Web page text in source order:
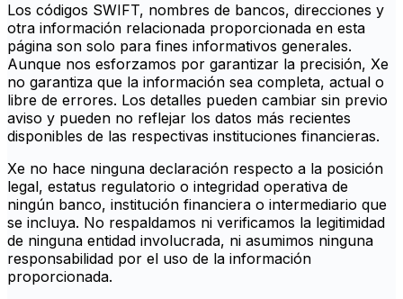
Los códigos SWIFT, nombres de bancos, direcciones y
otra información relacionada proporcionada en esta
página son solo para fines informativos generales.
Aunque nos esforzamos por garantizar la precisión, Xe
no garantiza que la información sea completa, actual o
libre de errores. Los detalles pueden cambiar sin previo
aviso y pueden no reflejar los datos más recientes
disponibles de las respectivas instituciones financieras.
Xe no hace ninguna declaración respecto a la posición
legal, estatus regulatorio o integridad operativa de
ningún banco, institución financiera o intermediario que
se incluya. No respaldamos ni verificamos la legitimidad
de ninguna entidad involucrada, ni asumimos ninguna
responsabilidad por el uso de la información
proporcionada.